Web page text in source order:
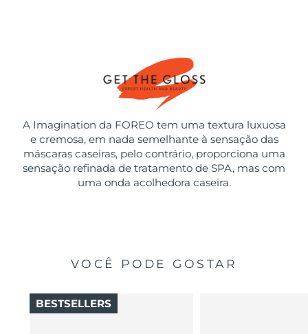
A Imagination da FOREO tem uma textura luxuosa
e cremosa, em nada semelhante à sensação das
máscaras caseiras, pelo contrário, proporciona uma
sensação refinada de tratamento de SPA, mas com
uma onda acolhedora caseira.
VOCÊ PODE GOSTAR
BESTSELLERS